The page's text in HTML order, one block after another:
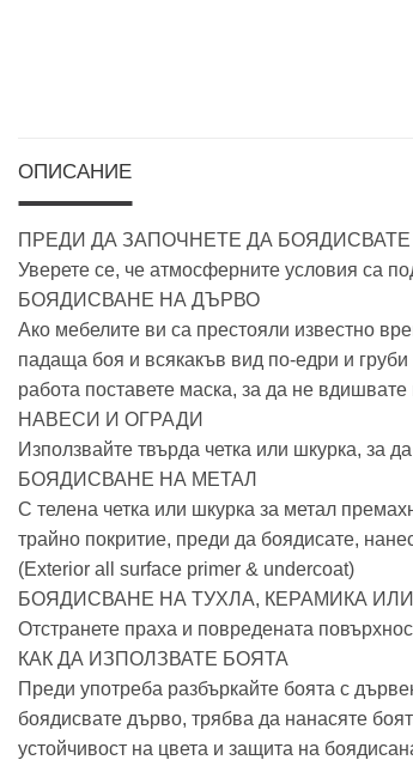
ОПИСАНИЕ
ПРЕДИ ДА ЗАПОЧНЕТЕ ДА БОЯДИСВАТЕ
Уверете се, че атмосферните условия са
БОЯДИСВАНЕ НА ДЪРВО
Ако мебелите ви са престояли известно
падаща боя и всякакъв вид по-едри и
работа поставете маска, за да не вдишвате
НАВЕСИ И ОГРАДИ
Използвайте твърда четка или шкурка, за
БОЯДИСВАНЕ НА МЕТАЛ
С телена четка или шкурка за метал
трайно покритие, преди да боядисате,
(Exterior all surface primer & undercoat)
БОЯДИСВАНЕ НА ТУХЛА, КЕРАМИКА
Отстранете праха и повредената
КАК ДА ИЗПОЛЗВАТЕ БОЯТА
Преди употреба разбъркайте боята с
боядисвате дърво, трябва да нанасяте
устойчивост на цвета и защита на